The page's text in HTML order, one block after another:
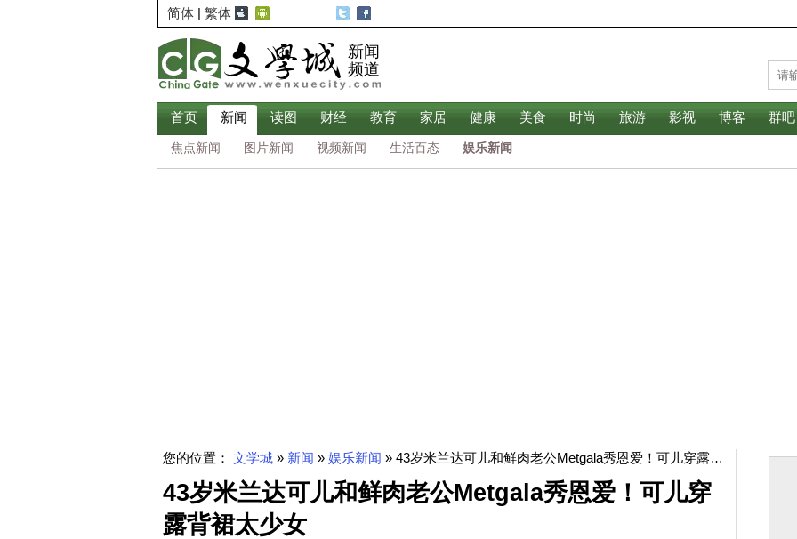
简体 | 繁体
新闻
频道
首页 新闻 读图 财经 教育 家居 健康 美食 时尚 旅游 影视 博客 群吧
焦点新闻 图片新闻 视频新闻 生活百态 娱乐新闻
您的位置： 文学城 » 新闻 » 娱乐新闻 » 43岁米兰达可儿和鲜肉老公Metgala秀恩爱！可儿穿露背裙太少女
43岁米兰达可儿和鲜肉老公Metgala秀恩爱！可儿穿
露背裙太少女